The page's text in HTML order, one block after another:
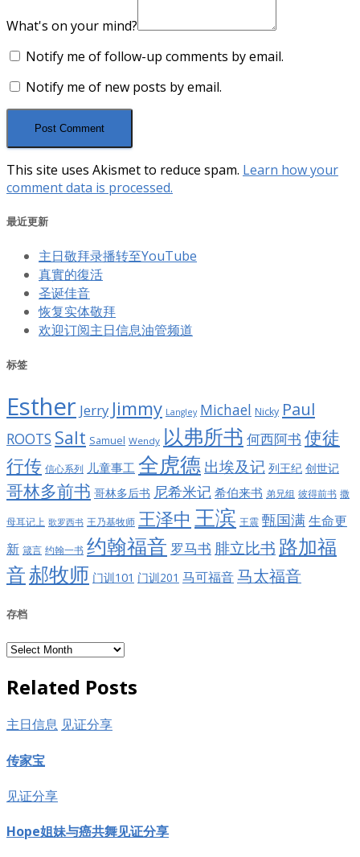
What's on your mind?
Notify me of follow-up comments by email.
Notify me of new posts by email.
This site uses Akismet to reduce spam. Learn how your
comment data is processed.
最近更新
主日敬拜录播转至YouTube
真實的復活
圣诞佳音
恢复实体敬拜
欢迎订阅主日信息油管频道
标签
Esther Jerry Jimmy Langley Michael Nicky Paul
ROOTS Salt Samuel Wendy 以弗所书 何西阿书 使徒
行传 信心系列 儿童事工 全虎德出埃及记 列王纪 创世记
哥林多前书 哥林多后书 尼希米记 希伯来书 弟兄组 彼得前书 撒
母耳记上 歌罗西书 王乃基牧师 王泽中 王滨 王震 甄国满生命更
新 箴言 约翰一书 约翰福音 罗马书 腓立比书 路加福
音郝牧师 门训101 门训201 马可福音 马太福音
存档
存
Related Posts
主日信息 见证分享
传家宝
见证分享
Hope姐妹与癌共舞见证分享